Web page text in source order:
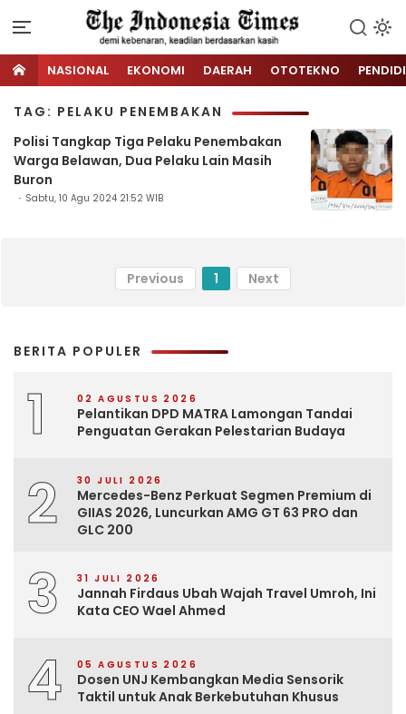
NASIONAL EKONOMI DAERAH OTOTEKNO
TAG: PELAKU PENEMBAKAN
Polisi Tangkap Tiga Pelaku Penembakan
Warga Belawan, Dua Pelaku Lain Masih
Buron
Sabtu, 10 Agu 2024 21:52 WIB
Previous 1 Next
BERITA POPULER
1 02 AGUSTUS 2026
Pelantikan DPD MATRA Lamongan Tandai
Penguatan Gerakan Pelestarian Budaya
2 30 JULI 2026
Mercedes-Benz Perkuat Segmen Premium di
GIIAS 2026, Luncurkan AMG GT 63 PRO dan
GLC 200
3 31 JULI 2026
Jannah Firdaus Ubah Wajah Travel Umroh, Ini
Kata CEO Wael Ahmed
4 05 AGUSTUS 2026
Dosen UNJ Kembangkan Media Sensorik
Taktil untuk Anak Berkebutuhan Khusus